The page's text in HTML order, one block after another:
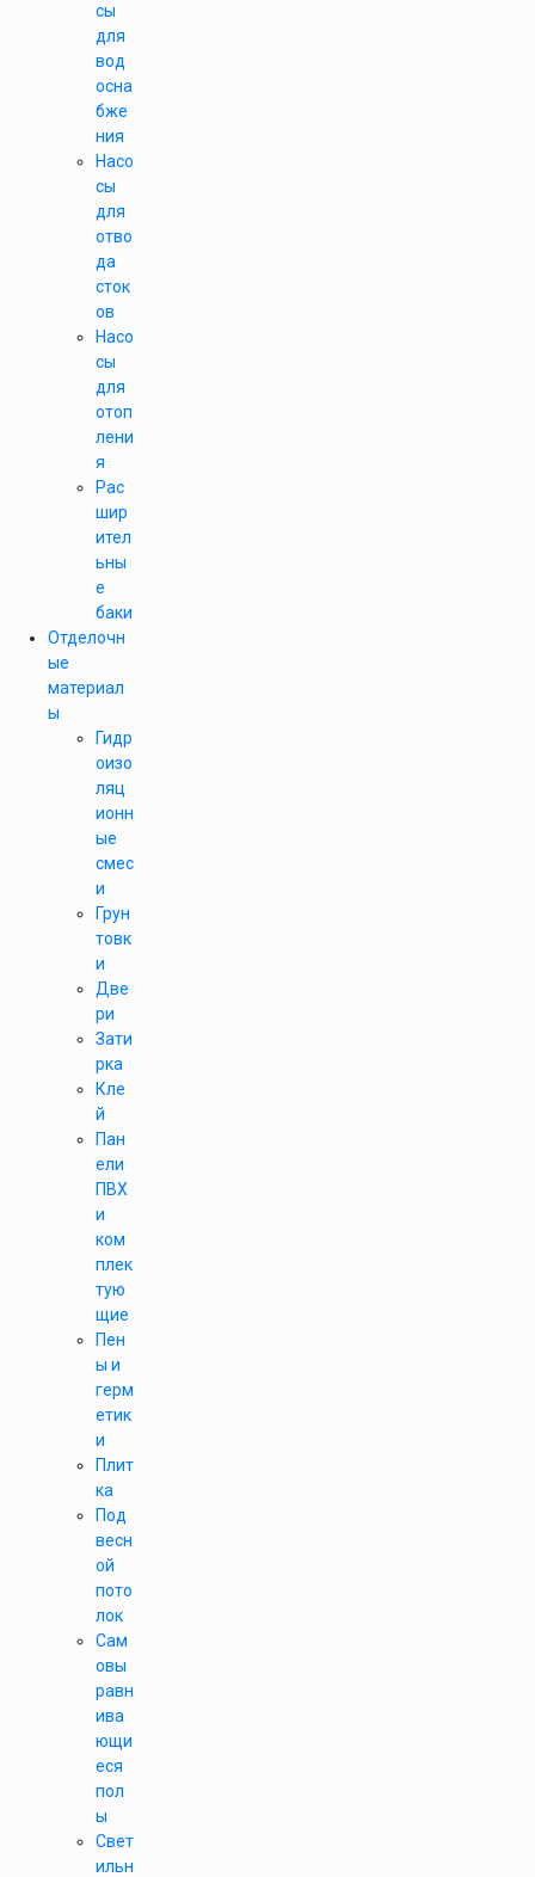
сы
для
вод
осна
бже
ния
Насо
сы
для
отво
да
сток
ов
Насо
сы
для
отоп
лени
я
Рас
шир
ител
ьны
е
баки
Отделочн
ые
материал
ы
Гидр
оизо
ляц
ионн
ые
смес
и
Грун
товк
и
Две
ри
Зати
рка
Кле
й
Пан
ели
ПВХ
и
ком
плек
тую
щие
Пен
ы и
герм
етик
и
Плит
ка
Под
весн
ой
пото
лок
Сам
овы
равн
ива
ющи
еся
пол
ы
Свет
ильн